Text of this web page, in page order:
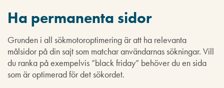
Ha permanenta sidor
Grunden i all sökmotoroptimering är att ha relevanta
målsidor på din sajt som matchar användarnas sökningar. Vill
du ranka på exempelvis ”black friday” behöver du en sida
som är optimerad för det sökordet.